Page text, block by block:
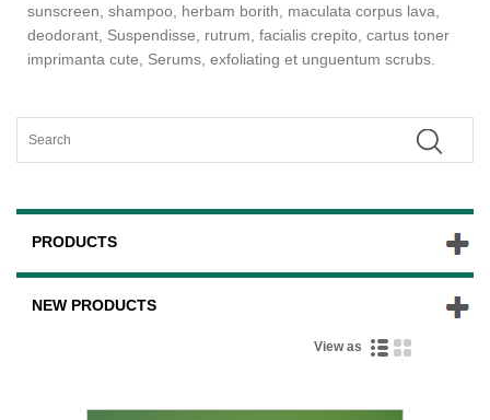
sunscreen, shampoo, herbam borith, maculata corpus lava,
deodorant, Suspendisse, rutrum, facialis crepito, cartus toner
imprimanta cute, Serums, exfoliating et unguentum scrubs.
PRODUCTS
NEW PRODUCTS
View as